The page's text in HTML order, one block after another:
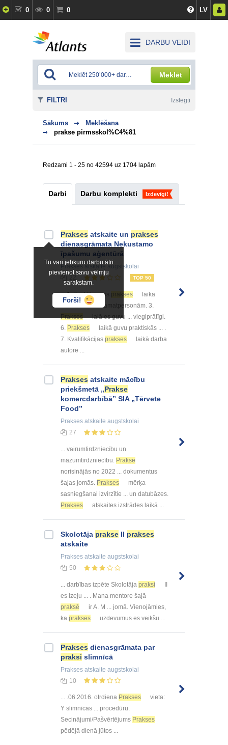
0 0 0 LV
DARBU VEIDI
Meklēt
Sākums
Meklēšana
prakse pirmsskol%C4%81
Redzami 1 - 25 no 42594 uz 1704 lapām
Darbi Darbu komplekti Izdevīgi!
Tu vari jebkuru darbu ātri
pievienot savu vēlmju
sarakstam.
Forši!
Prakses atskaite un prakses
dienasgrāmata Nekustamo
īpašumu aģentūrā
Prakses atskaiteaugstskolai
TOP 50
... 1. Kvalifikācijas prakses
laikā
darba autore ... amatpersonām. 3.
Prakses
laiā es guvu ... vieglprātīgi.
6. Prakses
laikā guvu praktiskās ... .
7. Kvalifikācijas prakses
laikā darba
autore ...
Prakses atskaite mācību
priekšmetā „Prakse
komercdarbībā” SIA „Tērvete
Food”
Prakses atskaite augstskolai
27
... vairumtirdzniecību un
mazumtirdzniecību. Prakse
norisinājās no 2022 ... dokumentus
šajas jomās. Prakses
mērķa
sasniegšanai izvirzītie ... un datubāzes.
Prakses
atskaites izstrādes laikā ...
Skolotāja prakse II prakses
atskaite
Prakses atskaite augstskolai
50
... darbības izpēte Skolotāja praksi
II
es izeju ... . Mana mentore šajā
praksē
ir A. M ... jomā. Vienojāmies,
ka prakses uzdevumus es veikšu ...
Prakses dienasgrāmata par
praksi slimnīcā
Prakses atskaite augstskolai
10
... .06.2016. otrdiena Prakses
vieta:
Y slimnīcas ... procedūru.
Secinājumi/Pašvērtējums Prakses
pēdējā dienā jūtos ...
FILTRI Izslēgti